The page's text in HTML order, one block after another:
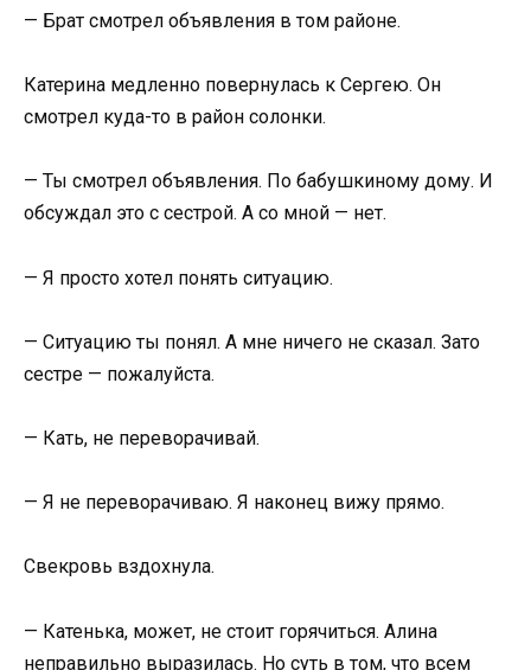
— Брат смотрел объявления в том районе.
Катерина медленно повернулась к Сергею. Он
смотрел куда-то в район солонки.
— Ты смотрел объявления. По бабушкиному дому. И
обсуждал это с сестрой. А со мной — нет.
— Я просто хотел понять ситуацию.
— Ситуацию ты понял. А мне ничего не сказал. Зато
сестре — пожалуйста.
— Кать, не переворачивай.
— Я не переворачиваю. Я наконец вижу прямо.
Свекровь вздохнула.
— Катенька, может, не стоит горячиться. Алина
неправильно выразилась. Но суть в том, что всем